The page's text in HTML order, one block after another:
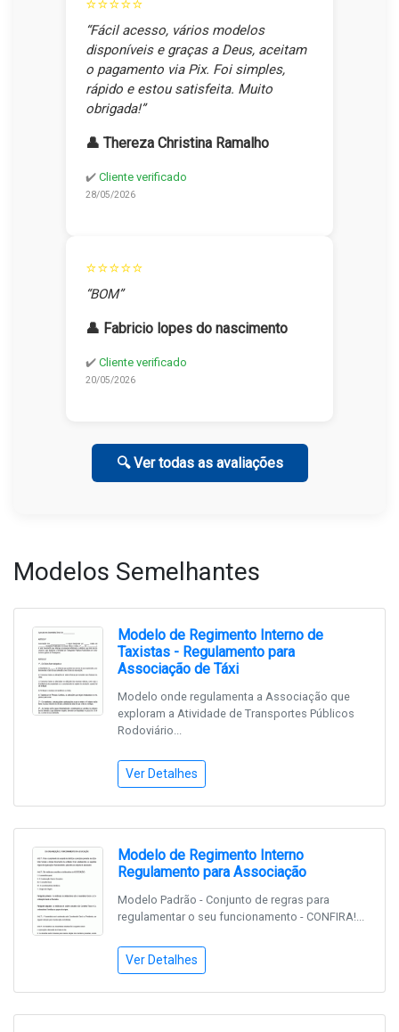
⭐⭐⭐⭐⭐
“Fácil acesso, vários modelos
disponíveis e graças a Deus, aceitam
o pagamento via Pix. Foi simples,
rápido e estou satisfeita. Muito
obrigada!”
👤 Thereza Christina Ramalho
✔️ Cliente verificado
28/05/2026
⭐⭐⭐⭐⭐
“BOM”
👤 Fabricio lopes do nascimento
✔️ Cliente verificado
20/05/2026
🔍 Ver todas as avaliações
Modelos Semelhantes
Modelo de Regimento Interno de
Taxistas - Regulamento para
Associação de Táxi
Modelo onde regulamenta a Associação que
exploram a Atividade de Transportes Públicos
Rodoviário...
Ver Detalhes
Modelo de Regimento Interno
Regulamento para Associação
Modelo Padrão - Conjunto de regras para
regulamentar o seu funcionamento - CONFIRA!...
Ver Detalhes